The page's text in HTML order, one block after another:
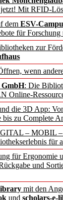
Mit RFID-
dem ESV-
für Forschung
zur
wenn
GmbH: Die
Online-
die 3D App:
bis zu Complete
– MOBIL
für
für Ergonomie
und
mit den
und scholars-e-